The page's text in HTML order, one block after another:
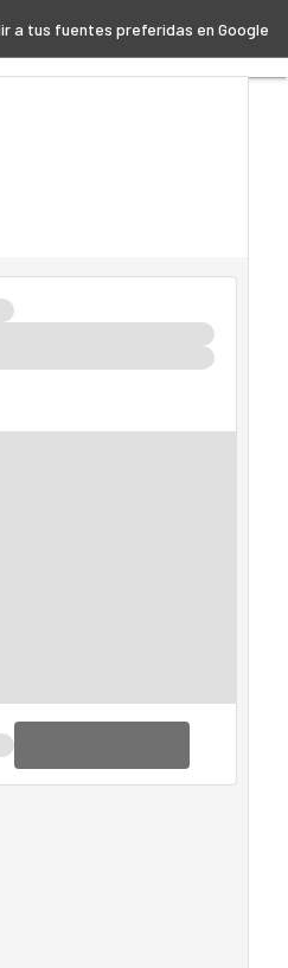
a tus fuentes preferidas en Google